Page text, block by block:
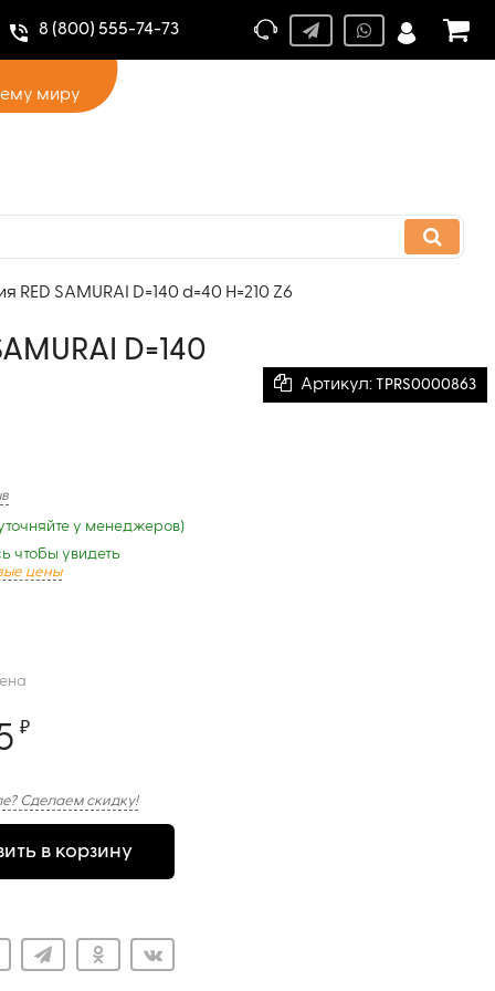
8 (800) 555-74-73
миру
SAMURAI D=140 d=40 H=210 Z6
D=140
Артикул: TPRS0000863
у менеджеров)
чтобы увидеть
цены
₽
Сделаем скидку!
в корзину